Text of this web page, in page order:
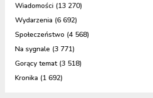
Wiadomości (13 270)
Wydarzenia (6 692)
Społeczeństwo (4 568)
Na sygnale (3 771)
Gorący temat(3 518)
Kronika (1 692)